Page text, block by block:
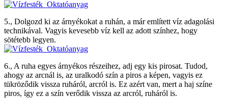
5., Dolgozd ki az árnyékokat a ruhán, a már említett víz adagolási
technikával. Vagyis kevesebb víz kell az adott színhez, hogy
sötétebb legyen.
6., A ruha egyes árnyékos részeihez, adj egy kis pirosat. Tudod,
ahogy az arcnál is, az uralkodó szín a piros a képen, vagyis ez
tükröződik vissza ruháról, arcról is. Ez azért van, mert a haj színe
piros, így ez a szín verődik vissza az arcról, ruháról is.